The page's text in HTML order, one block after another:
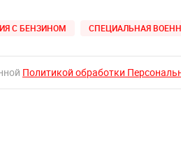
С БЕНЗИНОМ СПЕЦИАЛЬНАЯ
Политикой обработки